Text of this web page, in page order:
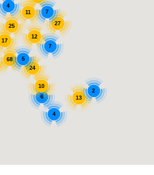
27
25
68
13
7
12
24
17
7
6
11
4
4
10
5
2